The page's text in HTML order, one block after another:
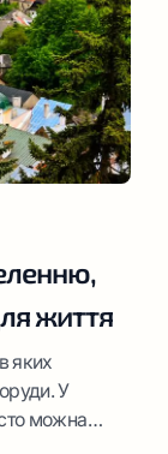
життя
яких
У
можна